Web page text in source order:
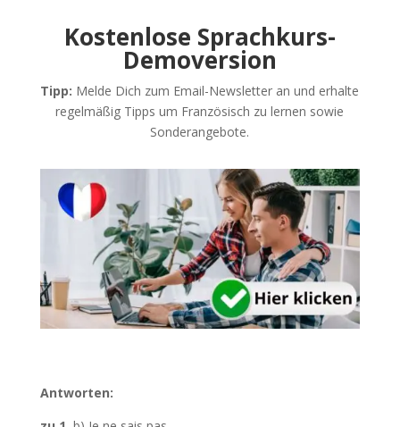
Kostenlose Sprachkurs-
Demoversion
Tipp: Melde Dich zum Email-Newsletter an und erhalte
regelmäßig Tipps um Französisch zu lernen sowie
Sonderangebote.
Antworten: